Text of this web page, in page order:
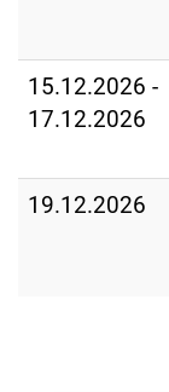
15.12.2026 -
17.12.2026
19.12.2026